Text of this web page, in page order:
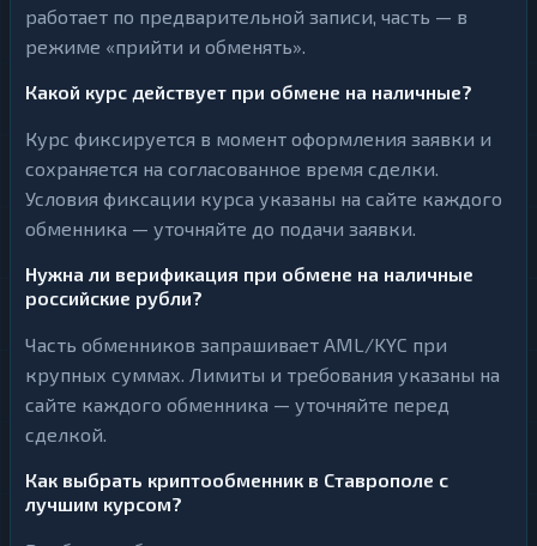
работает по предварительной записи, часть — в
режиме «прийти и обменять».
Какой курс действует при обмене на наличные?
Курс фиксируется в момент оформления заявки и
сохраняется на согласованное время сделки.
Условия фиксации курса указаны на сайте каждого
обменника — уточняйте до подачи заявки.
Нужна ли верификация при обмене на наличные
российские рубли?
Часть обменников запрашивает AML/KYC при
крупных суммах. Лимиты и требования указаны на
сайте каждого обменника — уточняйте перед
сделкой.
Как выбрать криптообменник в Ставрополе с
лучшим курсом?